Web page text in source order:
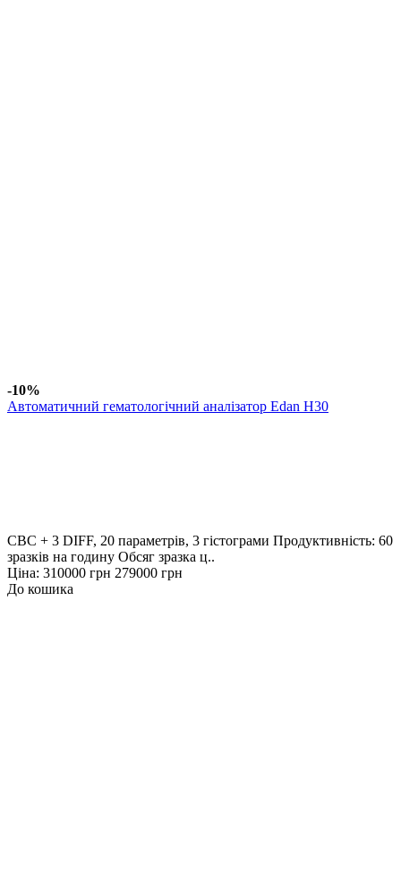
-10%
Автоматичний гематологічний аналізатор Edan H30
CBC + 3 DIFF, 20 параметрів, 3 гістограми Продуктивність: 60
зразків на годину Обсяг зразка ц..
Ціна: 310000 грн 279000 грн
До кошика